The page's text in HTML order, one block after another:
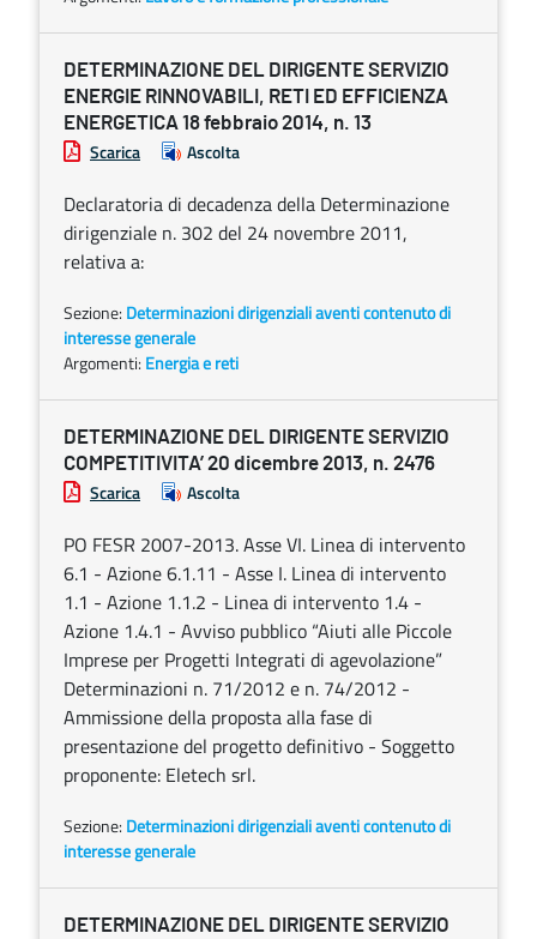
DETERMINAZIONE DEL DIRIGENTE SERVIZIO
ENERGIE RINNOVABILI, RETI ED EFFICIENZA
ENERGETICA 18 febbraio 2014, n. 13
Scarica Ascolta
Declaratoria di decadenza della Determinazione
dirigenziale n. 302 del 24 novembre 2011,
relativa a:
Sezione: Determinazioni dirigenziali aventi contenuto di
interesse generale
Argomenti: Energia e reti
DETERMINAZIONE DEL DIRIGENTE SERVIZIO
COMPETITIVITA’ 20 dicembre 2013, n. 2476
Scarica Ascolta
PO FESR 2007-2013. Asse VI. Linea di intervento
6.1 - Azione 6.1.11 - Asse I. Linea di intervento
1.1 - Azione 1.1.2 - Linea di intervento 1.4 -
Azione 1.4.1 - Avviso pubblico “Aiuti alle Piccole
Imprese per Progetti Integrati di agevolazione”
Determinazioni n. 71/2012 e n. 74/2012 -
Ammissione della proposta alla fase di
presentazione del progetto definitivo - Soggetto
proponente: Eletech srl.
Sezione: Determinazioni dirigenziali aventi contenuto di
interesse generale
DETERMINAZIONE DEL DIRIGENTE SERVIZIO